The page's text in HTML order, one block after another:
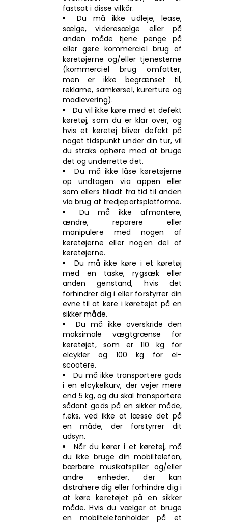
fastsat i disse vilkår.
Du må ikke udleje, lease,
sælge, videresælge eller på
anden måde tjene penge på
eller gøre kommerciel brug af
køretøjerne og/eller tjenesterne
(kommerciel brug omfatter,
men er ikke begrænset til,
reklame, samkørsel, kurerture og
madlevering).
Du vil ikke køre med et defekt
køretøj, som du er klar over, og
hvis et køretøj bliver defekt på
noget tidspunkt under din tur, vil
du straks ophøre med at bruge
det og underrette det.
Du må ikke låse køretøjerne
op undtagen via appen eller
som ellers tilladt fra tid til anden
via brug af tredjepartsplatforme.
Du må ikke afmontere,
ændre, reparere eller
manipulere med nogen af
køretøjerne eller nogen del af
køretøjerne.
Du må ikke køre i et køretøj
med en taske, rygsæk eller
anden genstand, hvis det
forhindrer dig i eller forstyrrer din
evne til at køre i køretøjet på en
sikker måde.
Du må ikke overskride den
maksimale vægtgrænse for
køretøjet, som er 110 kg for
elcykler og 100 kg for el-
scootere.
Du må ikke transportere gods
i en elcykelkurv, der vejer mere
end 5 kg, og du skal transportere
sådant gods på en sikker måde,
f.eks. ved ikke at læsse det på
en måde, der forstyrrer dit
udsyn.
Når du kører i et køretøj, må
du ikke bruge din mobiltelefon,
bærbare musikafspiller og/eller
andre enheder, der kan
distrahere dig eller forhindre dig i
at køre køretøjet på en sikker
måde. Hvis du vælger at bruge
en mobiltelefonholder på et